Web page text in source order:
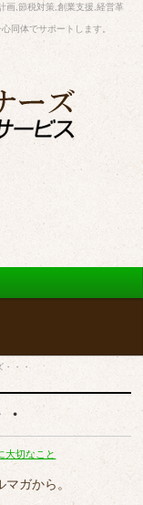
画,節税対策,創業支援,経営革
心同体でサポートします。
・・
大切なこと
ガから。